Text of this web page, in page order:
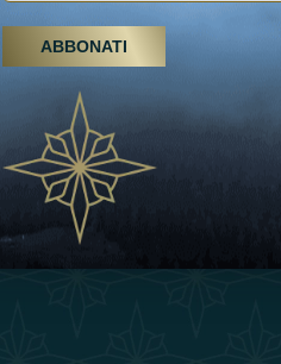
Escursioni, trattamenti termali e
Emirati Arabi Uniti crescono
destinazione del benessere
03 April 2025
Évasions hivernales pour les
Émirats: refinir le voyage de luxe
10 March 2025
ABBONATI